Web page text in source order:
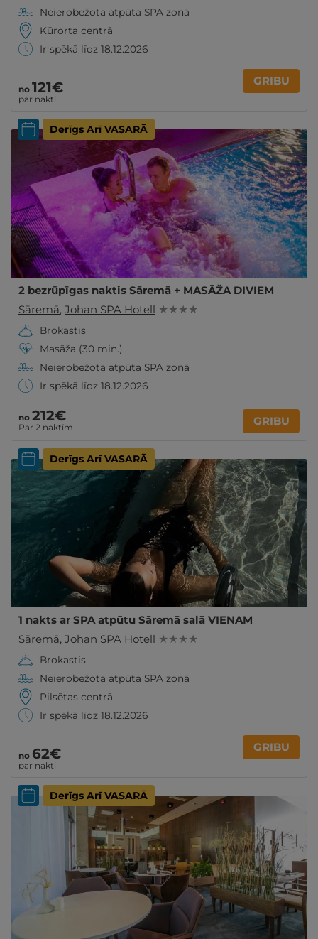
Neierobežota atpūta SPA zonā
Kūrorta centrā
Ir spēkā līdz 18.12.2026
no 121€
par nakti
GRIBU
Derīgs Arī VASARĀ
2 bezrūpīgas naktis Sāremā + MASĀŽA DIVIEM
Sāremā, Johan SPA Hotell ★ ★ ★ ★
Brokastis
Masāža (30 min.)
Neierobežota atpūta SPA zonā
Ir spēkā līdz 18.12.2026
no 212€
Par 2 naktīm GRIBU
Derīgs Arī VASARĀ
1 nakts ar SPA atpūtu Sāremā salā VIENAM
Sāremā, Johan SPA Hotell ★ ★ ★ ★
Brokastis
Neierobežota atpūta SPA zonā
Pilsētas centrā
Ir spēkā līdz 18.12.2026
no 62€
par nakti
GRIBU
Derīgs Arī VASARĀ